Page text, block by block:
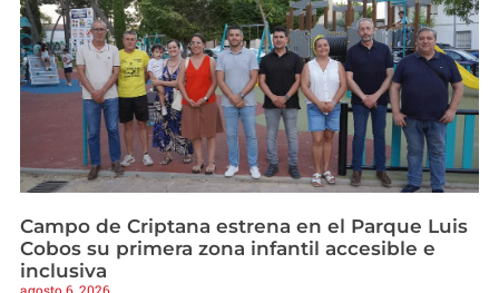
Campo de Criptana estrena en el Parque Luis
Cobos su primera zona infantil accesible e
inclusiva